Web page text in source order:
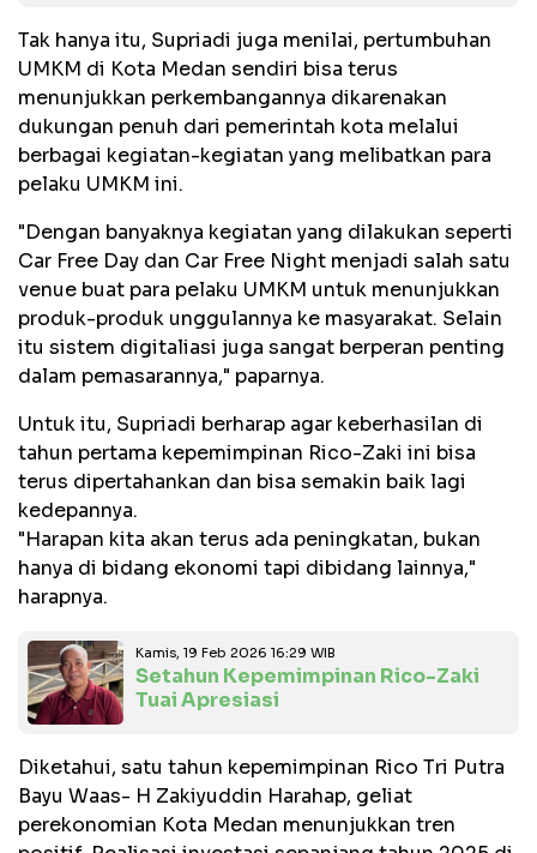
Tak hanya itu, Supriadi juga menilai, pertumbuhan
UMKM di Kota Medan sendiri bisa terus
menunjukkan perkembangannya dikarenakan
dukungan penuh dari pemerintah kota melalui
berbagai kegiatan-kegiatan yang melibatkan para
pelaku UMKM ini.
"Dengan banyaknya kegiatan yang dilakukan seperti
Car Free Day dan Car Free Night menjadi salah satu
venue buat para pelaku UMKM untuk menunjukkan
produk-produk unggulannya ke masyarakat. Selain
itu sistem digitaliasi juga sangat berperan penting
dalam pemasarannya," paparnya.
Untuk itu, Supriadi berharap agar keberhasilan di
tahun pertama kepemimpinan Rico-Zaki ini bisa
terus dipertahankan dan bisa semakin baik lagi
kedepannya.
"Harapan kita akan terus ada peningkatan, bukan
hanya di bidang ekonomi tapi dibidang lainnya,"
harapnya.
Kamis, 19 Feb 2026 16:29 WIB
Setahun Kepemimpinan Rico-Zaki
Tuai Apresiasi
Diketahui, satu tahun kepemimpinan Rico Tri Putra
Bayu Waas- H Zakiyuddin Harahap, geliat
perekonomian Kota Medan menunjukkan tren